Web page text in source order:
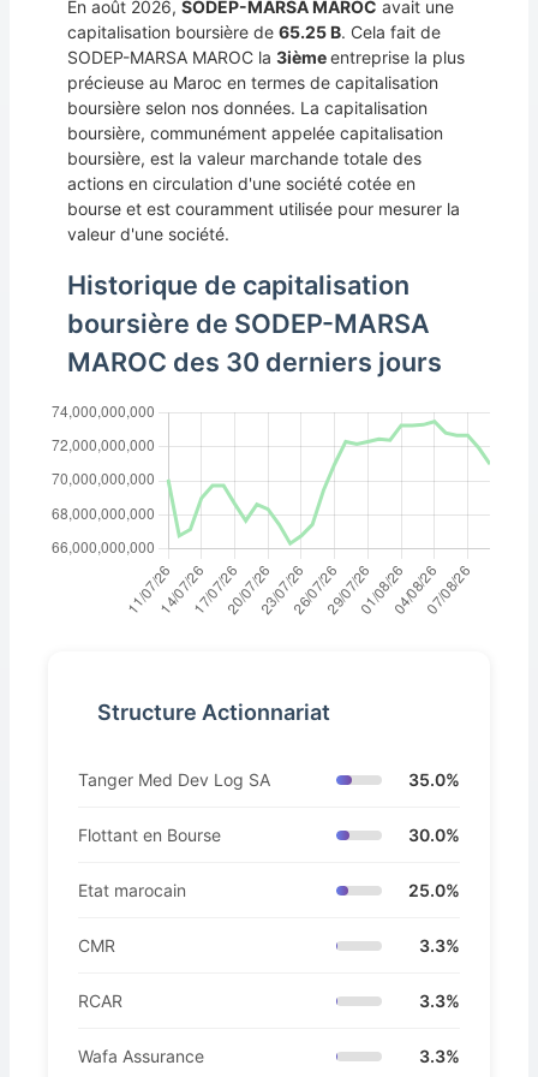
En août 2026, SODEP-MARSA MAROC avait une
capitalisation boursière de 65.25 B. Cela fait de
SODEP-MARSA MAROC la 3ièmeentreprise la plus
précieuse au Maroc en termes de capitalisation
boursière selon nos données. La capitalisation
boursière, communément appelée capitalisation
boursière, est la valeur marchande totale des
actions en circulation d'une société cotée en
bourse et est couramment utilisée pour mesurer la
valeur d'une société.
Historique de capitalisation
boursière de SODEP-MARSA
MAROC des 30 derniers jours
Structure Actionnariat
Tanger Med Dev Log SA 35.0%
Flottant en Bourse 30.0%
Etat marocain 25.0%
CMR 3.3%
RCAR 3.3%
Wafa Assurance 3.3%